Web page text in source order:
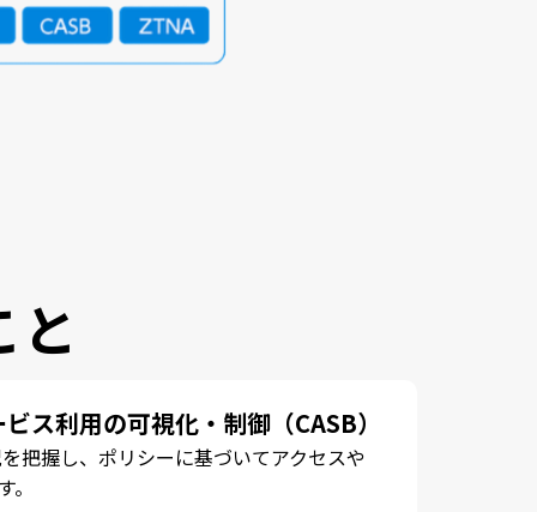
と
ス利用の可視化・制御（CASB）
把握し、ポリシーに基づいてアクセスや